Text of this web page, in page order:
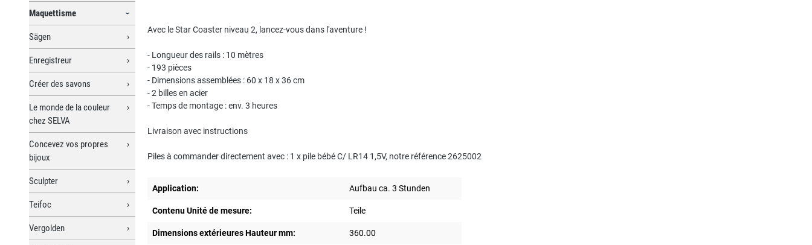
Maquettisme
Sägen
Enregistreur
Créer des savons
Le monde de la couleur
chez SELVA
Concevez vos propres
bijoux
Sculpter
Teifoc
Vergolden
Avec le Star Coaster niveau 2, lancez-vous dans l'aventure !
- Longueur des rails : 10 mètres
- 193 pièces
- Dimensions assemblées : 60 x 18 x 36 cm
- 2 billes en acier
- Temps de montage : env. 3 heures
Livraison avec instructions
Piles à commander directement avec : 1 x pile bébé C/ LR14 1,5V, notre référence 2625002
Application: Aufbau ca. 3 Stunden
Contenu Unité de mesure: Teile
Dimensions extérieures Hauteur mm: 360.00